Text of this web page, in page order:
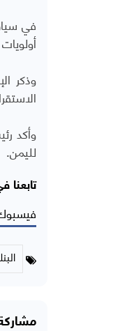
في
وذكر
وأكد
لليمن.
تابعنا